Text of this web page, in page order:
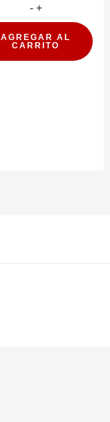
- VELA
ESTRELLAS
+
AGREGAR AL
CARRITO